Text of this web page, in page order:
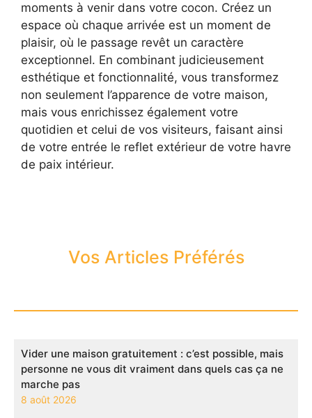
moments à venir dans votre cocon. Créez un
espace où chaque arrivée est un moment de
plaisir, où le passage revêt un caractère
exceptionnel. En combinant judicieusement
esthétique et fonctionnalité, vous transformez
non seulement l’apparence de votre maison,
mais vous enrichissez également votre
quotidien et celui de vos visiteurs, faisant ainsi
de votre entrée le reflet extérieur de votre havre
de paix intérieur.
Vos Articles Préférés
Vider une maison gratuitement : c’est possible, mais
personne ne vous dit vraiment dans quels cas ça ne
marche pas
8 août 2026